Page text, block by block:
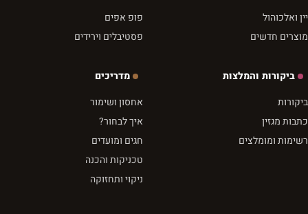
יין ואלכוהול
מוצרים חדשים
פופ אפים
פסטיבלים וירידים
ביקורות והמלצות
ביקורות
כתבות מגזין
רשימות ומומלצים
מדריכים
אחסון ושימור
איך לבחור?
חגים ומועדים
טכניקות והכנה
ניקוי ותחזוקה